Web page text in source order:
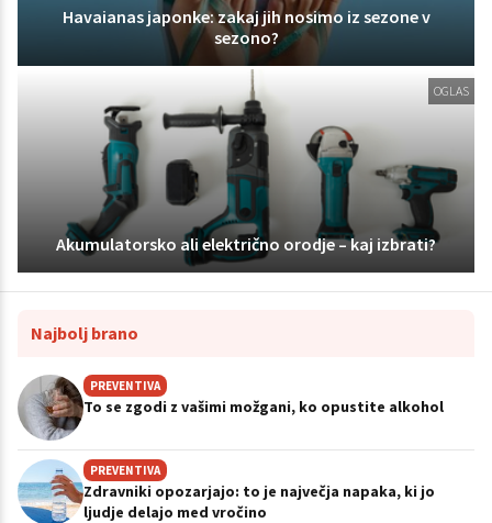
Havaianas japonke: zakaj jih nosimo iz sezone v
sezono?
OGLAS
Akumulatorsko ali električno orodje – kaj izbrati?
Najbolj brano
PREVENTIVA
To se zgodi z vašimi možgani, ko opustite alkohol
PREVENTIVA
Zdravniki opozarjajo: to je največja napaka, ki jo
ljudje delajo med vročino